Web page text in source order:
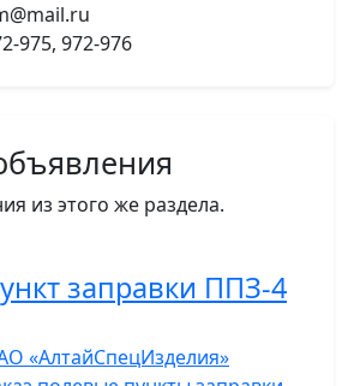
975, 972-976
из этого же раздела.
заправки ППЗ-4
«АлтайСпецИзделия»